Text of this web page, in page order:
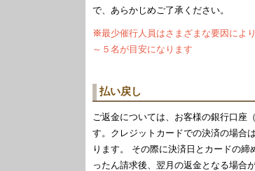
で、あらかじめご了承ください。
※最少催行人員はさまざまな要因によ
～５名が目安になります
払い戻し
ご返金については、お客様の銀行口座
す。クレジットカードでの決済の場合
ります。 その際に決済日とカードの
ったん請求後、翌月の返金となる場合